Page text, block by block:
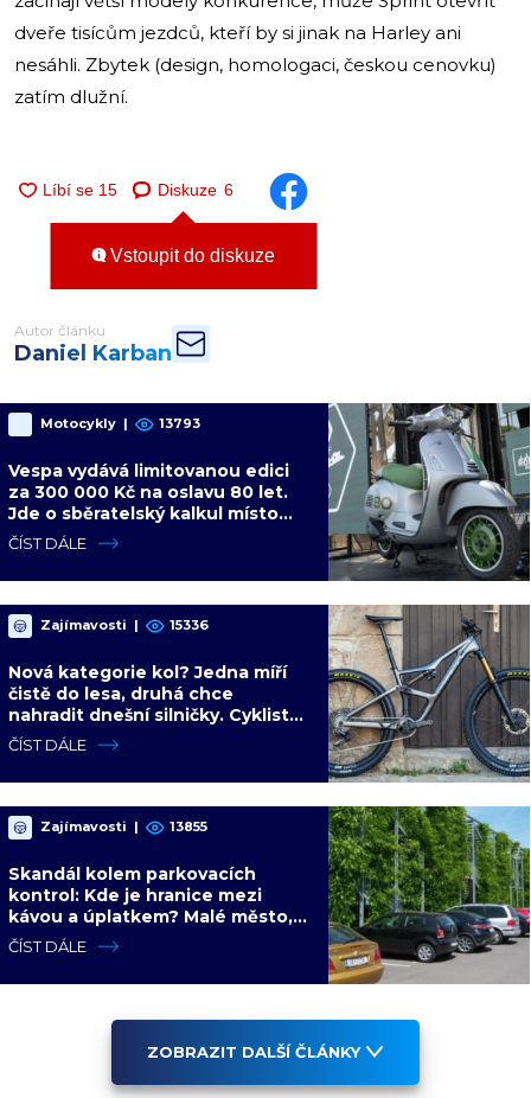
dveře tisícům jezdců, kteří by si jinak na Harley ani
nesáhli. Zbytek (design, homologaci, českou cenovku)
zatím dlužní.
Diskuze 6
Vstoupit do diskuze
Autor článku
Daniel Karban
Motocykly | 13793
Vespa vydává limitovanou edici
za 300 000 Kč na oslavu 80 let.
Jde o sběratelský kalkul místo
jízdního upgradu
ČÍST DÁLE
Zajímavosti | 15336
Nová kategorie kol? Jedna míří
čistě do lesa, druhá chce
nahradit dnešní silničky. Cyklisté
mají rozporuplné názory
ČÍST DÁLE
Zajímavosti | 13855
Skandál kolem parkovacích
kontrol: Kde je hranice mezi
kávou a úplatkem? Malé město,
malá výhoda, velký problém
ČÍST DÁLE
ZOBRAZIT DALŠÍ ČLÁNKY